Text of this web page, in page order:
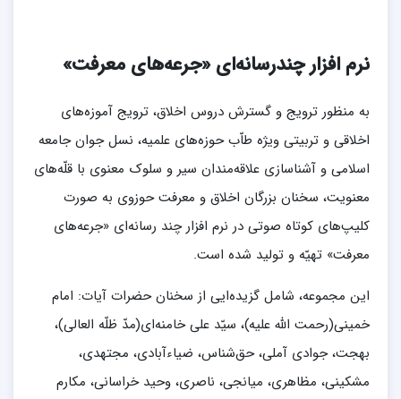
نرم افزارچندرسانه‌ای «جرعه‌های معرفت»
به منظور ترویج و گسترش دروس اخلاق، ترویج آموز‌ه‌های
اخلاقی و تربیتی ویژه طاّب حوزه‌های علمیه، نسل جوان جامعه
اسلامی و آشناسازی علاقه‌مندان سیر و سلوک معنوی با قلّه‌های
معنویت، سخنان بزرگان اخلاق و معرفت حوزوی به صورت
کلیپ‌های کوتاه صوتی در نرم افزار چند رسانه‌ای «جرعه‌های
معرفت» تهیّه و تولید شده است.
این مجموعه، شامل گزیده‌ایی از سخنان حضرات آیات: امام
خمینی(رحمت الله علیه)، سیّد علی خامنه‌ای(مدّ ظلّه العالی)،
بهجت، جوادی آملی، حق‌شناس، ضیاءآبادی، مجتهدی،
مشکینی، مظاهری، میانجی، ناصری، وحید خراسانی، مکارم